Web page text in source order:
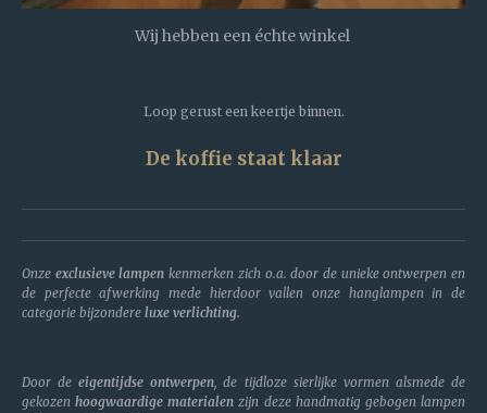
Wij hebben een échte winkel
Loop gerust een keertje binnen.
De koffie staat klaar
Onze exclusieve lampen kenmerken zich o.a. door de unieke ontwerpen en
de perfecte afwerking mede hierdoor vallen onze hanglampen in de
categorie bijzondere luxe verlichting.
Door deeigentijdse ontwerpen, de tijdloze sierlijke vormen alsmede de
gekozenhoogwaardige materialen zijn deze handmatig gebogen lampen